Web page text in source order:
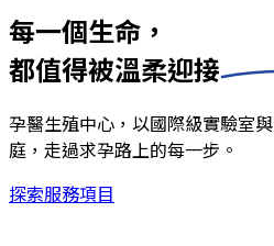
每一個生命，
都值得被溫柔迎接
孕醫生殖中心，以國際級實驗室
庭，走過求孕路上的每一步。
探索服務項目